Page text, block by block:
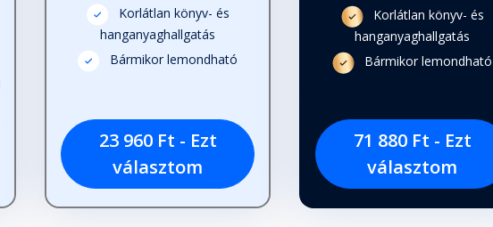
Korlátlan könyv- és
hanganyaghallgatás
Bármikor lemondható
23 960 Ft - Ezt
választom
Korlátlan könyv- és
hanganyaghallgatás
Bármikor lemondható
71 880 Ft - Ezt
választom